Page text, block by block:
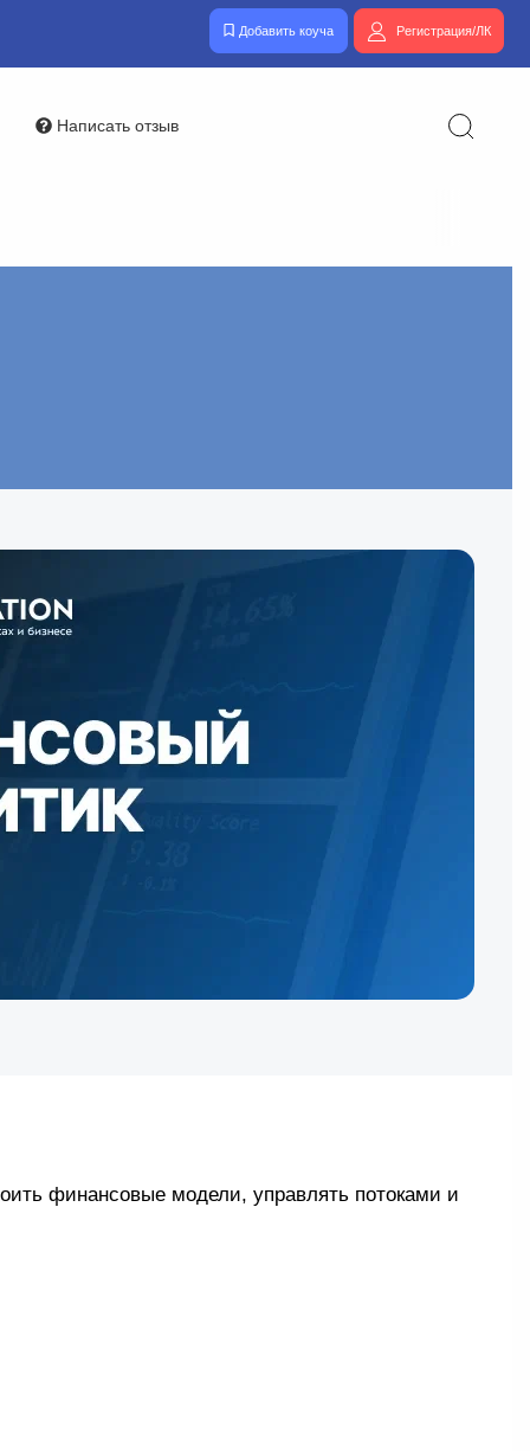
Добавить коуча Регистрация/ЛК
Написать отзыв
финансовые модели, управлять потоками и